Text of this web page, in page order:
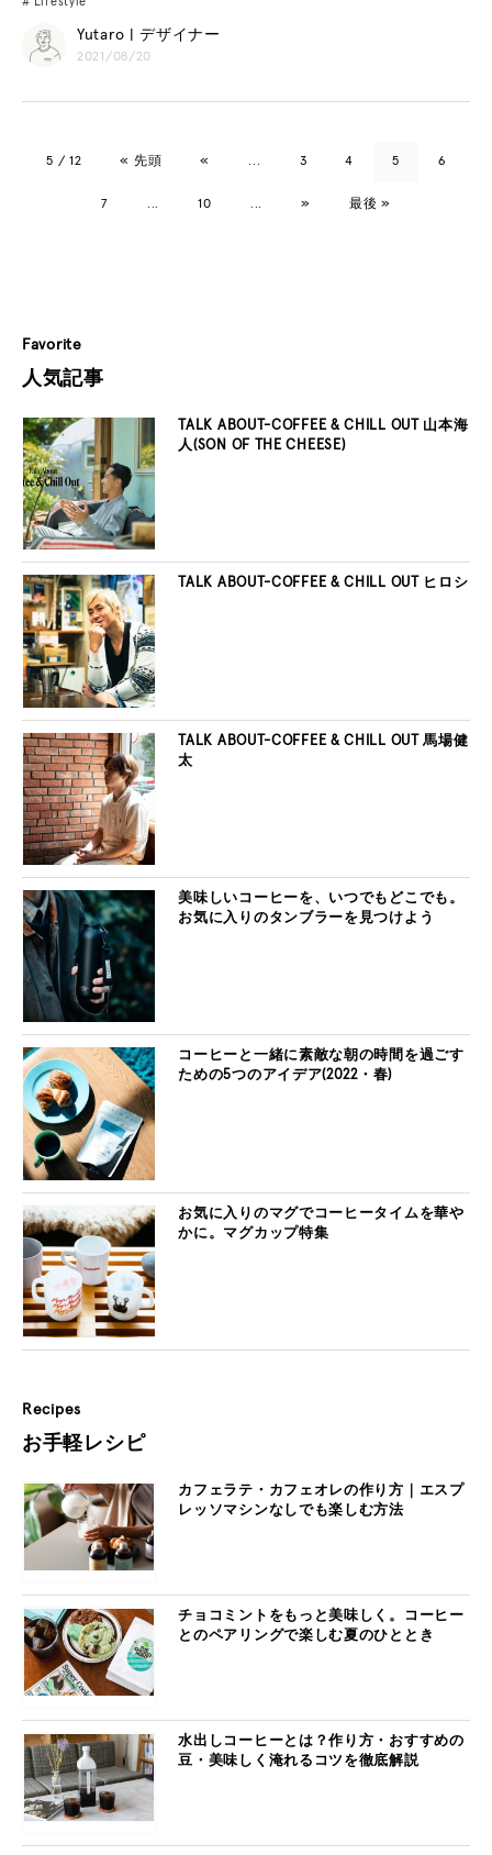
Yutaro | デザイナー
2021/08/20
5 / 12 « 先頭 « ... 3 4 5 6
7 ... 10 ... » 最後 »
Favorite
人気記事
TALK ABOUT-COFFEE & CHILL OUT 山本海
人(SON OF THE CHEESE)
TALK ABOUT-COFFEE & CHILL OUT ヒロシ
TALK ABOUT-COFFEE & CHILL OUT 馬場健
太
美味しいコーヒーを、いつでもどこでも。
お気に入りのタンブラーを見つけよう
コーヒーと一緒に素敵な朝の時間を過ごす
ための5つのアイデア(2022・春)
お気に入りのマグでコーヒータイムを華や
かに。マグカップ特集
Recipes
お手軽レシピ
カフェラテ・カフェオレの作り方｜エスプ
レッソマシンなしでも楽しむ方法
チョコミントをもっと美味しく。コーヒー
とのペアリングで楽しむ夏のひととき
水出しコーヒーとは？作り方・おすすめの
豆・美味しく淹れるコツを徹底解説